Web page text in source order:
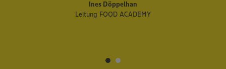
Ines Döppelhan
Leitung FOOD ACADEMY